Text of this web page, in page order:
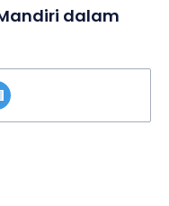
dalam